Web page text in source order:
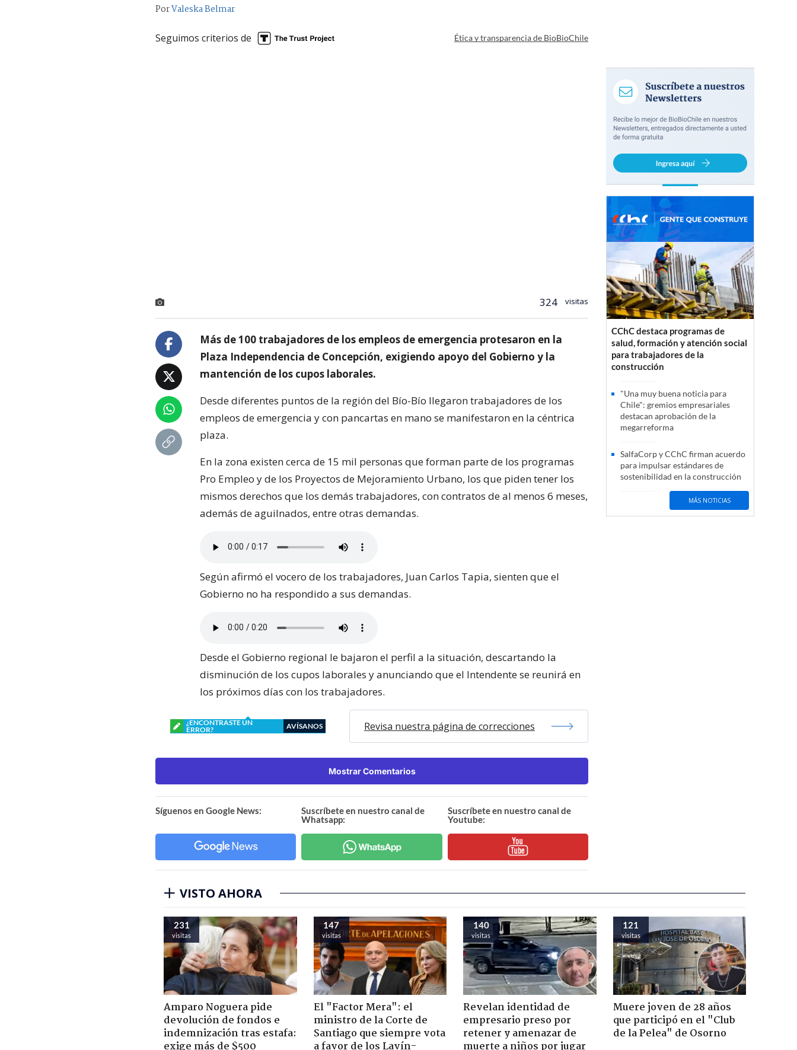
PorValeska Belmar
Seguimos criterios de Ética y transparencia de BioBioChile
324 visitas
Más de 100 trabajadores de los empleos de emergencia protesaron en la
Plaza Independencia de Concepción, exigiendo apoyo del Gobierno y la
mantención de los cupos laborales.
Desde diferentes puntos de la región del Bío-Bío llegaron trabajadores de los
empleos de emergencia y con pancartas en mano se manifestaron en la céntrica
plaza.
En la zona existen cerca de 15 mil personas que forman parte de los programas
Pro Empleo y de los Proyectos de Mejoramiento Urbano, los que piden tener los
mismos derechos que los demás trabajadores, con contratos de al menos 6 meses,
además de aguilnados, entre otras demandas.
Según afirmó el vocero de los trabajadores, Juan Carlos Tapia, sienten que el
Gobierno no ha respondido a sus demandas.
Desde el Gobierno regional le bajaron el perfil a la situación, descartando la
disminución de los cupos laborales y anunciando que el Intendente se reunirá en
los próximos días con los trabajadores.
¿ENCONTRASTE UN
ERROR?
AVÍSANOS Revisa nuestra página de correcciones
Mostrar Comentarios
Síguenos en Google News:
Suscríbete en nuestro canal de
Whatsapp:
Suscríbete en nuestro canal de
Youtube:
CChC destaca programas de
salud, formación y atención social
para trabajadores de la
construcción
"Una muy buena noticia para
Chile": gremios empresariales
destacan aprobación de la
megarreforma
SalfaCorp y CChC firman acuerdo
para impulsar estándares de
sostenibilidad en la construcción
MÁS NOTICIAS
VISTO AHORA
231
visitas
Amparo Noguera pide
devolución de fondos e
indemnización tras estafa:
exige más de $500
147
visitas
El "Factor Mera": el
ministro de la Corte de
Santiago que siempre vota
a favor de los Lavín-
140
visitas
Revelan identidad de
empresario preso por
retener y amenazar de
muerte a niños por jugar
121
visitas
Muere joven de 28 años
que participó en el "Club
de la Pelea" de Osorno